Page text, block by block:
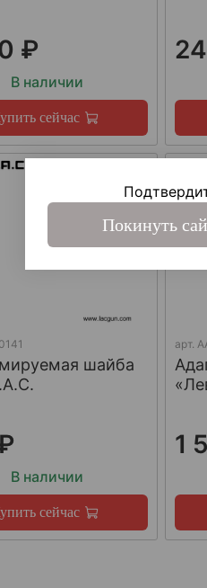
₽
В наличии
сейчас
шайба
В наличии
сейчас
арт.
1
Покинуть